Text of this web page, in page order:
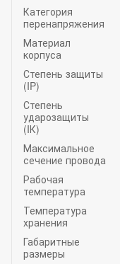
Категория
перенапряжения
Материал
корпуса
Степень защиты
(IP)
Степень
ударозащиты
(IК)
Максимальное
сечение провода
Рабочая
температура
Температура
хранения
Габаритные
размеры